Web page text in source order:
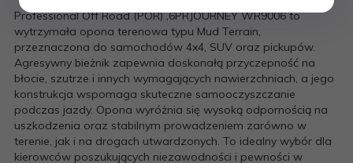
Professional Off Road (POR) ,6PRJOURNEY WR9006 to
wytrzymała opona terenowa typu Mud Terrain,
przeznaczona do samochodów 4x4, SUV oraz pickupów.
Agresywny bieżnik zapewnia doskonałą przyczepność na
błocie, szutrze i innych wymagających nawierzchniach, a jego
konstrukcja wspomaga skuteczne samooczyszczanie
podczas jazdy. Opona wyróżnia się wysoką odpornością na
uszkodzenia oraz stabilnym prowadzeniem zarówno w
terenie, jak i na drogach utwardzonych. To idealny wybór dla
kierowców poszukujących niezawodności i pewności w